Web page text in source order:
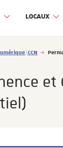
NUMÉRIQUE
LOCAUX
| CCN
et